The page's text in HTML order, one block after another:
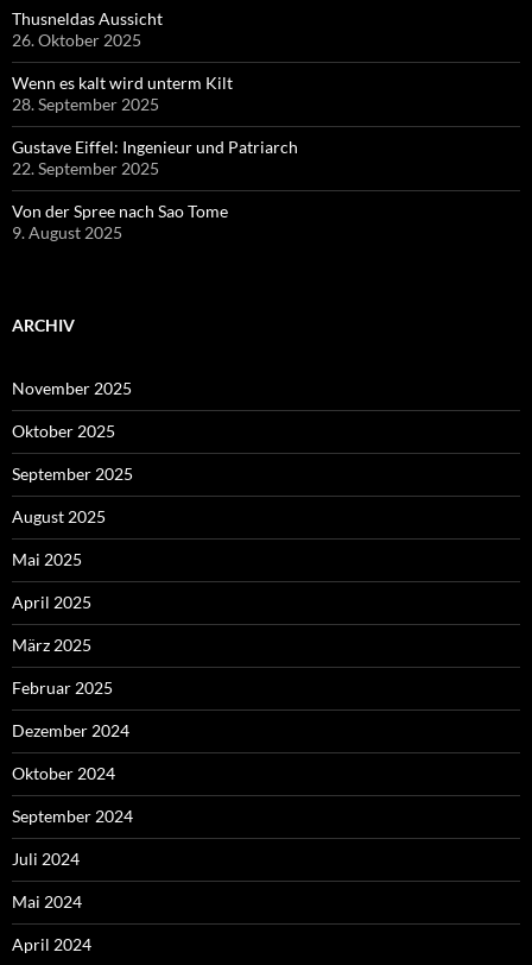
Thusneldas Aussicht
26. Oktober 2025
Wenn es kalt wird unterm Kilt
28. September 2025
Gustave Eiffel: Ingenieur und Patriarch
22. September 2025
Von der Spree nach Sao Tome
9. August 2025
ARCHIV
November 2025
Oktober 2025
September 2025
August 2025
Mai 2025
April 2025
März 2025
Februar 2025
Dezember 2024
Oktober 2024
September 2024
Juli 2024
Mai 2024
April 2024